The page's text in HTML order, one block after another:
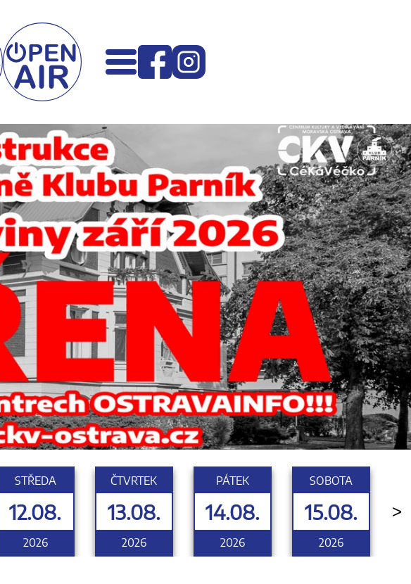
STŘEDA
12.08.
2026
ČTVRTEK
13.08.
2026
PÁTEK
14.08.
2026
SOBOTA
15.08.
2026
>